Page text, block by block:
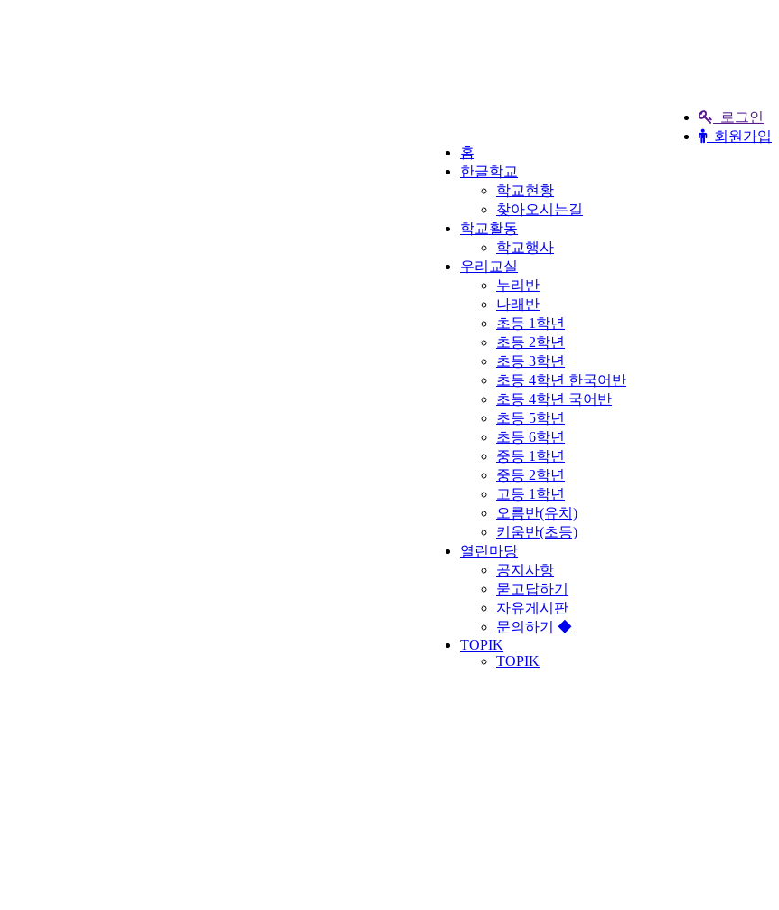
로그인
회원가입
홈
한글학교
학교현황
찾아오시는길
학교활동
학교행사
우리교실
누리반
나래반
초등 1학년
초등 2학년
초등 3학년
초등 4학년 한국어반
초등 4학년 국어반
초등 5학년
초등 6학년
중등 1학년
중등 2학년
고등 1학년
오름반(유치)
키움반(초등)
열린마당
공지사항
묻고답하기
자유게시판
문의하기 ◆
TOPIK
TOPIK